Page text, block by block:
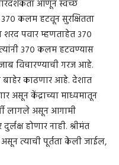
आणून स्वच्छ
३७० कलम हटवून सुरक्षितता
शरद पवार म्हणताहेत ३७०
३७० कलम हटवण्यास
विचारण्याची गरज आहे.
बाहेर काढणार आहे. देशात
असून केंद्राच्या माध्यमातून
लागले असून आगामी
दुर्लक्ष होणार नाही. श्रीमंत
त्याची पूर्तता केली जाईल,